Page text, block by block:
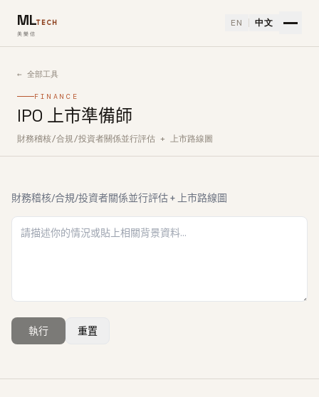
MLTECH
美樂信
EN 中文
← 全部工具
FINANCE
IPO 上市準備師
如何使用IPO 上市準備師免費 AI 工具
財務稽核/合規/投資者關係並行評估 + 上市路線圖
財務稽核/合規/投資者關係並行評估 + 上市路線圖
執行 重置